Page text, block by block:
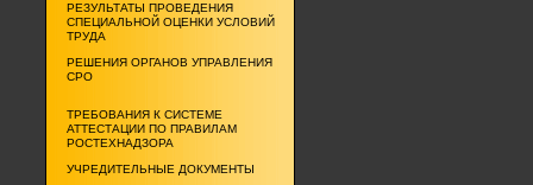
РЕЗУЛЬТАТЫ ПРОВЕДЕНИЯ
СПЕЦИАЛЬНОЙ ОЦЕНКИ УСЛОВИЙ
ТРУДА
РЕШЕНИЯ ОРГАНОВ УПРАВЛЕНИЯ
СРО
ТРЕБОВАНИЯ К СИСТЕМЕ
АТТЕСТАЦИИ ПО ПРАВИЛАМ
РОСТЕХНАДЗОРА
УЧРЕДИТЕЛЬНЫЕ ДОКУМЕНТЫ